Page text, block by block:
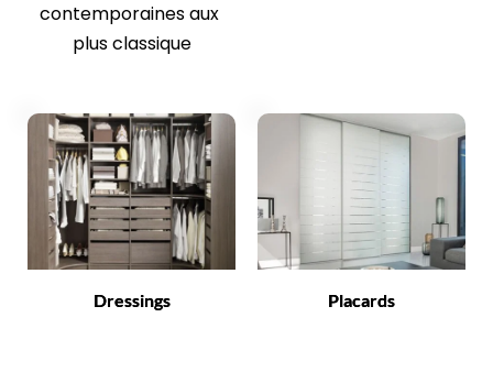
contemporaines aux
plus classique
Dressings Placards